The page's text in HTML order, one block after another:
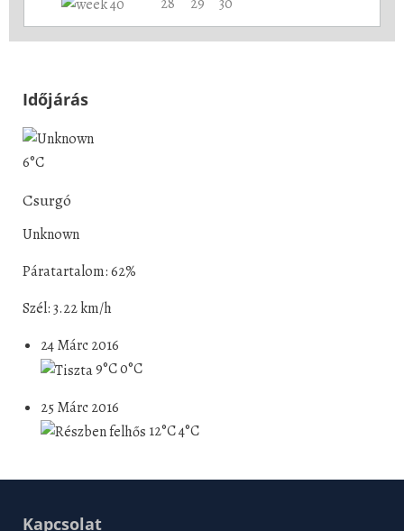
Időjárás
6°C
Csurgó
Unknown
Páratartalom: 62%
Szél: 3.22 km/h
24 Márc 2016
9°C0°C
25 Márc 2016
12°C4°C
Kapcsolat